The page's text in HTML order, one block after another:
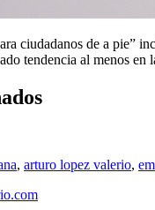
ciudadanos de a pie”
tendencia al menos
, arturo lopez valerio,